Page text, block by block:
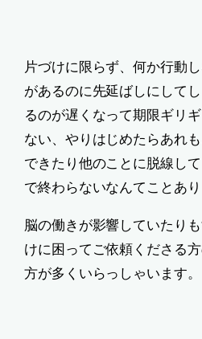
片づけに限らず、何か行動
があるのに先延ばしにして
るのが遅くなって期限ギリ
ない、やりはじめたらあれ
できたり他のことに脱線し
で終わらないなんてことあり
脳の働きが影響していたり
けに困ってご依頼くださる
方が多くいらっしゃいます。